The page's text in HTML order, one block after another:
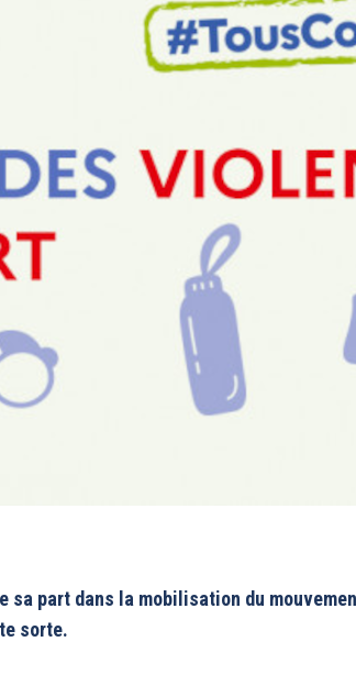
sa part dans la mobilisation du
sorte.